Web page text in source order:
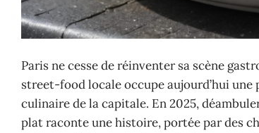
Paris ne cesse de réinventer sa scène
street-food locale occupe aujourd’hui
culinaire de la capitale. En 2025,
plat raconte une histoire, portée par des